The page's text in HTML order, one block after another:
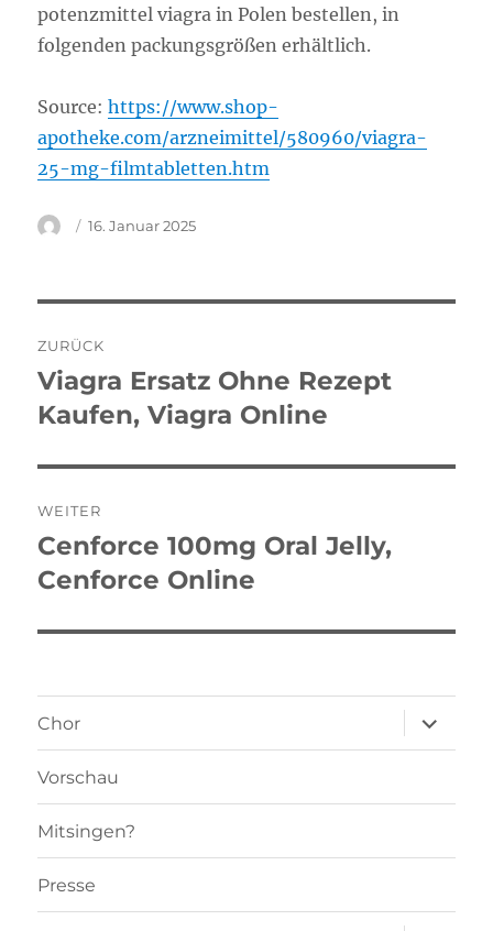
potenzmittel viagra in Polen bestellen, in
folgenden packungsgrößen erhältlich.
Source:https://www.shop-
apotheke.com/arzneimittel/580960/viagra-
25-mg-filmtabletten.htm
AutorVeröffentlicht
16. Januar 2025
ZURÜCK
Vorheriger
Beitrag:
Viagra Ersatz Ohne Rezept
Kaufen, Viagra Online
WEITER
Nächster
Beitrag:
Cenforce 100mg Oral Jelly,
Cenforce Online
Chor
öffnen
Vorschau
Mitsingen?
Presse